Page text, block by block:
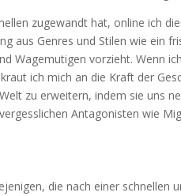
zugewandt hat, online ich
aus Genres und Stilen wie ein
Wagemutigen vorzieht. Wenn
ich mich an die Kraft der
zu erweitern, indem sie uns
Antagonisten wie
die nach einer schnellen